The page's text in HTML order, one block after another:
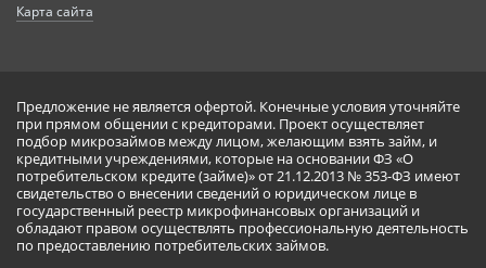
Карта сайта
Предложение не является офертой. Конечные условия уточняйте
при прямом общении с кредиторами. Проект осуществляет
подбор микрозаймов между лицом, желающим взять займ, и
кредитными учреждениями, которые на основании ФЗ «О
потребительском кредите (займе)» от 21.12.2013 № 353-ФЗ имеют
свидетельство о внесении сведений о юридическом лице в
государственный реестр микрофинансовых организаций и
обладают правом осуществлять профессиональную деятельность
по предоставлению потребительских займов.